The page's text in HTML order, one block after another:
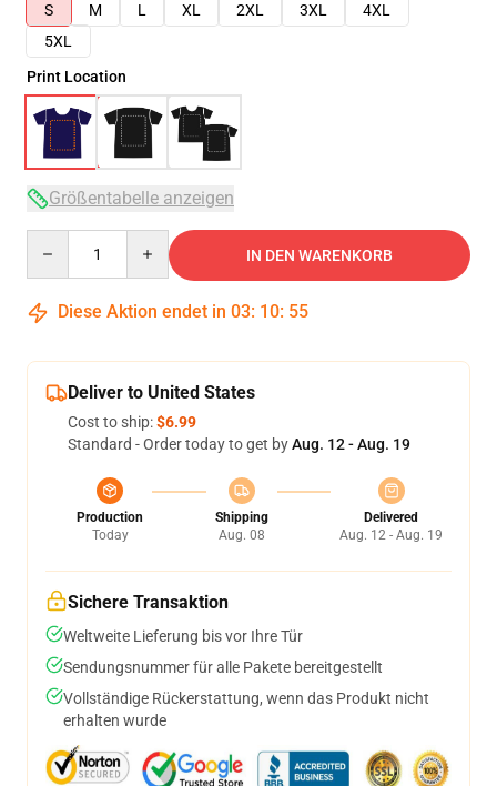
S
M L XL 2XL 3XL
4XL
5XL
Print Location
Größentabelle anzeigen
IN DEN WARENKORB
Diese Aktion endet in 03: 10: 54
Deliver to United States
Cost to ship:$6.99
Standard - Order today to get byAug. 12 - Aug. 19
Production
Today
Shipping
Aug. 08
Delivered
Aug. 12 - Aug. 19
Sichere Transaktion
Weltweite Lieferung bis vor Ihre Tür
Sendungsnummer für alle Pakete bereitgestellt
Vollständige Rückerstattung, wenn das Produkt nicht
erhalten wurde